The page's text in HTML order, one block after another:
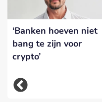
‘Banken hoeven niet
bang te zijn voor
crypto’